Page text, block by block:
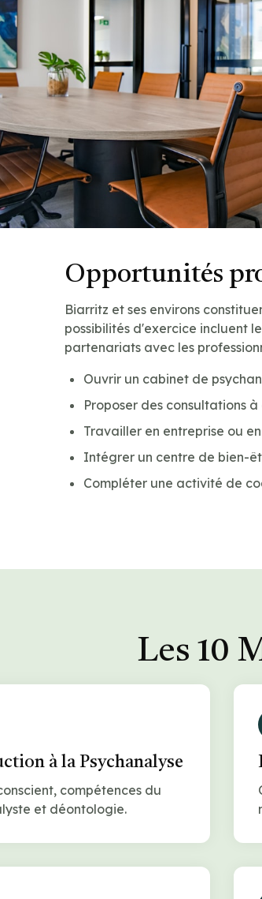
Opportunités
Biarritz et ses environs
possibilités d'exercice incluent
partenariats avec les
Ouvrir un cabinet de
Proposer des consultations
Travailler en entreprise ou
Intégrer un centre de bien-
Compléter une activité de
Les 10
à la Psychanalyse
compétences du
et déontologie.